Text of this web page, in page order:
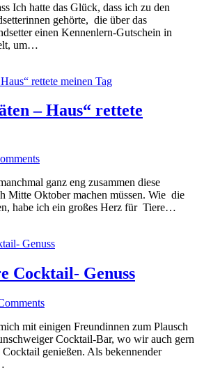
Ich hatte das Glück, dass ich zu den
gehörte, die über das
einen Kennenlern-Gutschein in
um…
– Haus“ rettete
ganz eng zusammen diese
Mitte Oktober machen müssen. Wie die
habe ich ein großes Herz für Tiere…
Cocktail- Genuss
mit einigen Freundinnen zum Plausch
Cocktail-Bar, wo wir auch gern
Cocktail genießen. Als bekennender